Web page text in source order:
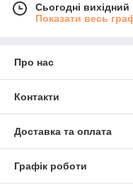
Сьогодні вихідний
Показати весь
Про нас
Контакти
Доставка та оплата
Графік роботи